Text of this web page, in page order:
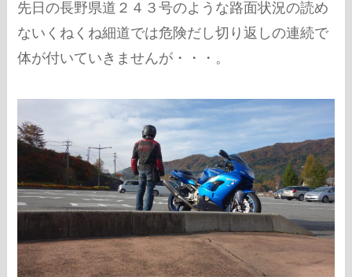
先日の長野県道２４３号のような路面状況の読め
ないくねくね細道では危険だし切り返しの連続で
体が付いていきませんが・・・。